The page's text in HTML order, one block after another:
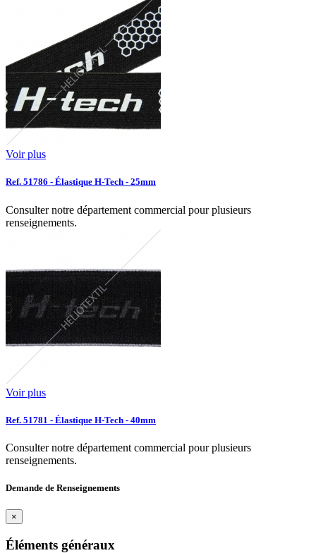
Voir plus
Ref. 51786 - Élastique H-Tech - 25mm
Consulter notre département commercial pour plusieurs
renseignements.
Voir plus
Ref. 51781 - Élastique H-Tech - 40mm
Consulter notre département commercial pour plusieurs
renseignements.
Demande de Renseignements
×
Éléments généraux